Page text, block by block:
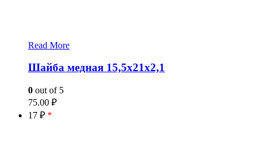
Read More
Шайба медная 15,5x21x2,1
0 out of 5
75.00 ₽
17 ₽ *